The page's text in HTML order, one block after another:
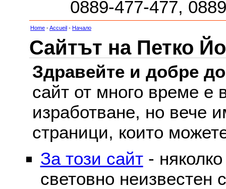
0889-477-477,
Home -Accueil - Начало
Сайтът на Петко
Здравейте и добре
сайт от много време е
изработване, но вече
страници, които
За този сайт-
световно неизвестен